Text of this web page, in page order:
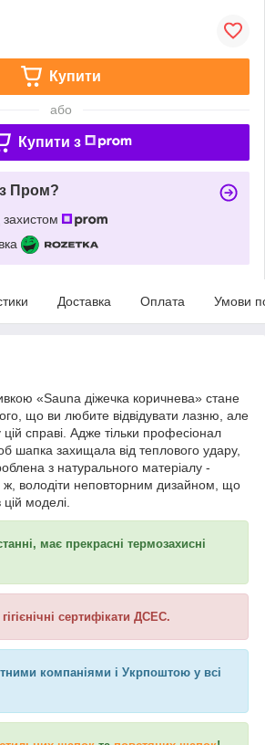
Купити
або
Купити з
Пром?
Доставка Оплата Умови
«Sauna діжечка коричнева» стане
що ви любите відвідувати лазню, але
справі. Адже тільки професіонал
шапка захищала від теплового удару,
з натурального матеріалу -
ж, володіти неповторним дизайном, що
моделі.
має прекрасні термозахисні
сертифікати ДСЕС.
компаніями і Укрпоштою у всі